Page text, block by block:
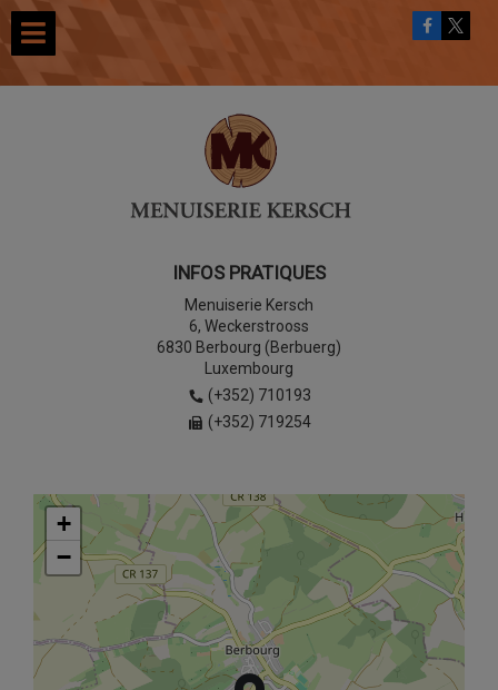
INFOS PRATIQUES
Menuiserie Kersch
6, Weckerstrooss
6830 Berbourg (Berbuerg)
Luxembourg
(+352) 710193
(+352) 719254
+
−
+
−